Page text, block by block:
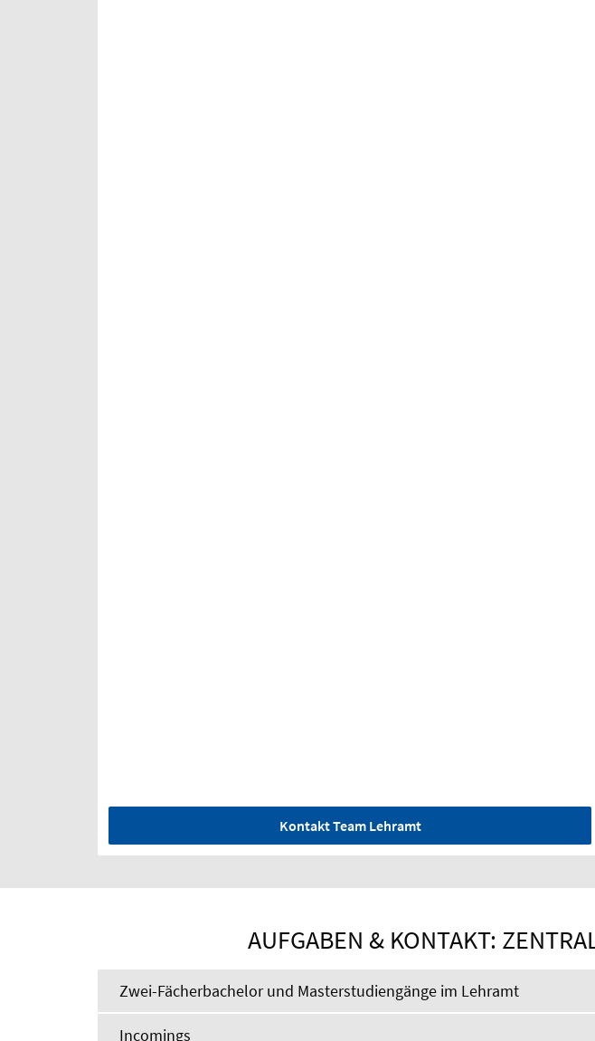
Kontakt Team Lehramt
AUFGABEN & KONTAKT:
Zwei-Fächerbachelor und Masterstudiengänge im Lehramt
Incomings